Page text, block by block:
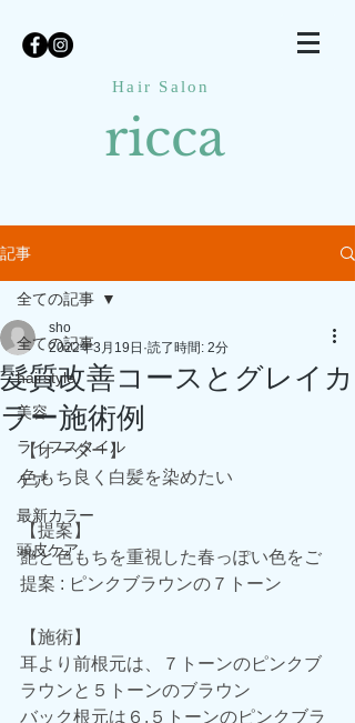
Hair Salon
ricca
記事
全ての記事
hairstyle
美容
ライフスタイル
ケア
最新カラー
頭皮ケア
全ての記事
髪質改善コースとグレイカ
ラー施術例
sho
2022年3月19日 読了時間: 2分
【オーダー】
色もち良く白髪を染めたい
【提案】
艶と色もちを重視した春っぽい色をご
提案 : ピンクブラウンの７トーン
【施術】
耳より前根元は、７トーンのピンクブ
ラウンと５トーンのブラウン
バック根元は６.５トーンのピンクブラ